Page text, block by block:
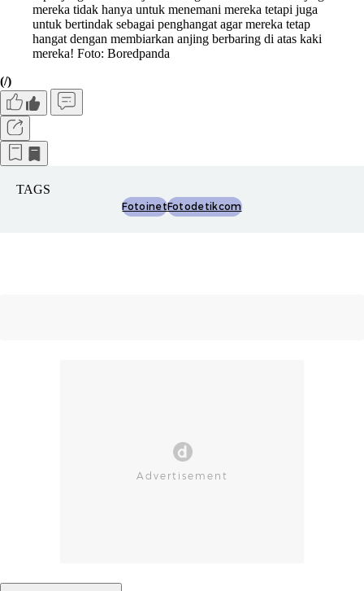
mereka tidak hanya untuk menemani mereka tetapi juga
untuk bertindak sebagai penghangat agar mereka tetap
hangat dengan membiarkan anjing berbaring di atas kaki
mereka! Foto: Boredpanda
(/)
TAGS
FotoinetFotodetikcom